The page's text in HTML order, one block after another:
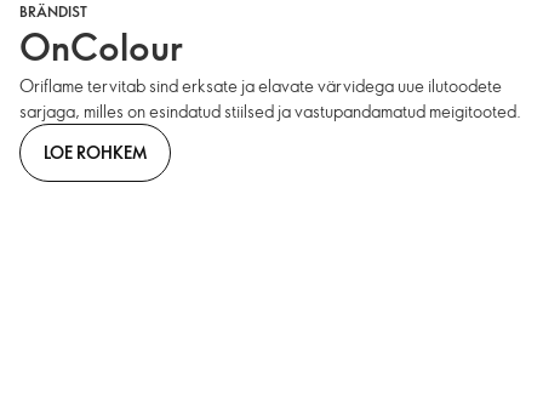
BRÄNDIST
OnColour
Oriflame tervitab sind erksate ja elavate värvidega uue ilutoodete
sarjaga, milles on esindatud stiilsed ja vastupandamatud meigitooted.
LOE ROHKEM